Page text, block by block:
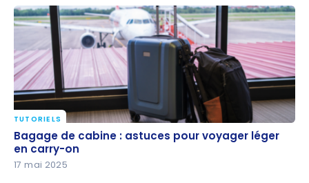
Bagage de cabine : astuces pour voyager léger en
carry-on
TUTORIELS
Bagage de cabine : astuces pour voyager léger
en carry-on
17 mai 2025